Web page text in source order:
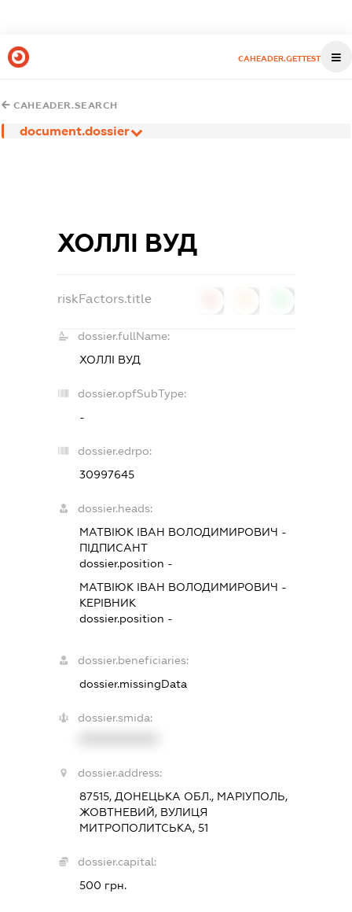
CAHEADER.GETTEST
CAHEADER.SEARCH
document.dossier
ХОЛЛІ ВУД
riskFactors.title
dossier.fullName:
ХОЛЛІ ВУД
dossier.opfSubType:
-
dossier.edrpo:
30997645
dossier.heads:
МАТВІЮК ІВАН ВОЛОДИМИРОВИЧ -
ПІДПИСАНТ
dossier.position -
МАТВІЮК ІВАН ВОЛОДИМИРОВИЧ -
КЕРІВНИК
dossier.position -
dossier.beneficiaries:
dossier.missingData
dossier.smida:
dossier.address:
87515, ДОНЕЦЬКА ОБЛ., МАРІУПОЛЬ,
ЖОВТНЕВИЙ, ВУЛИЦЯ
МИТРОПОЛИТСЬКА, 51
dossier.capital:
500 грн.